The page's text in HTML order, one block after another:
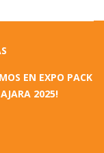
EN EXPO PACK
2025!